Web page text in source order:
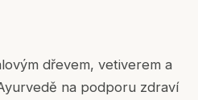
dřevem, vetiverem a
na podporu zdraví